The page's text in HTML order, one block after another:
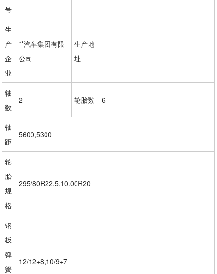
号
生
产
企
业
**汽车集团有限
公司
生产地
址
轴
数
2 轮胎数 6
轴
距
5600,5300
轮
胎
规
格
295/80R22.5,10.00R20
钢
板
弹
簧
12/12+8,10/9+7